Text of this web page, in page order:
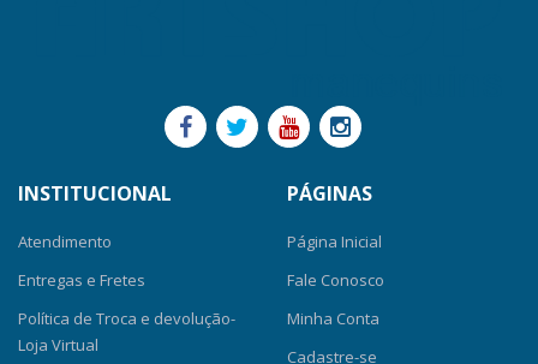
INSTITUCIONAL
Atendimento
Entregas e Fretes
Política de Troca e devolução-
Loja Virtual
PÁGINAS
Página Inicial
Fale Conosco
Minha Conta
Cadastre-se